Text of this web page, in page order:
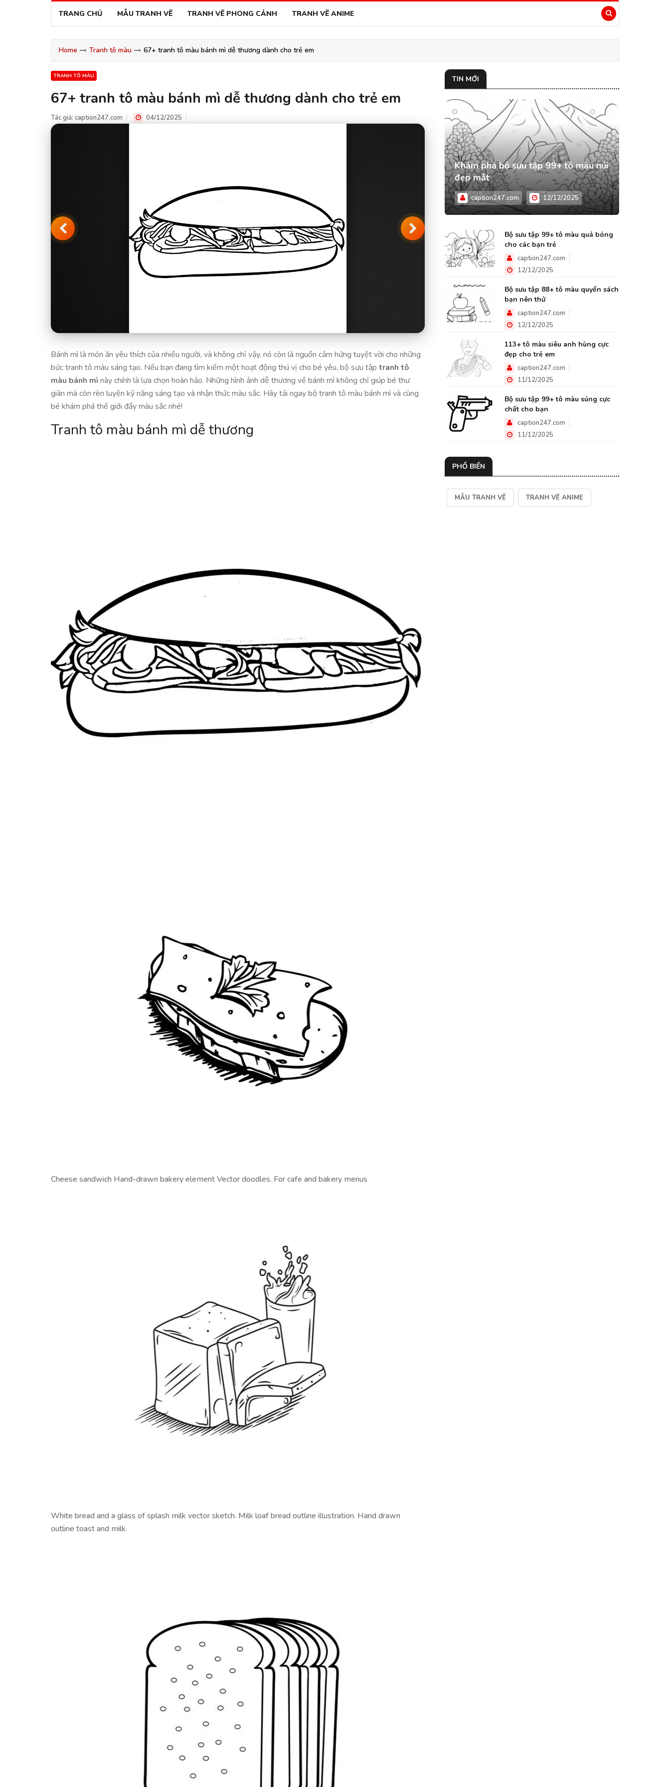
TRANG CHỦ MẪU TRANH VẼ TRANH VẼ PHONG CẢNH TRANH VẼ ANIME
Home Tranh tô màu 67+ tranh tô màu bánh mì dễ thương dành cho trẻ em
TRANH TÔ MÀU
67+ tranh tô màu bánh mì dễ thương dành cho trẻ em
Tác giả: caption247.com 04/12/2025
Bánh mì là món ăn yêu thích của nhiều người, và không chỉ vậy, nó còn là nguồn cảm hứng tuyệt vời cho những
bức tranh tô màu sáng tạo. Nếu bạn đang tìm kiếm một hoạt động thú vị cho bé yêu, bộ sưu tập tranh tô
màu bánh mì này chính là lựa chọn hoàn hảo. Những hình ảnh dễ thương về bánh mì không chỉ giúp bé thư
giãn mà còn rèn luyện kỹ năng sáng tạo và nhận thức màu sắc. Hãy tải ngay bộ tranh tô màu bánh mì và cùng
bé khám phá thế giới đầy màu sắc nhé!
Tranh tô màu bánh mì dễ thương
Cheese sandwich Hand-drawn bakery element Vector doodles. For cafe and bakery menus
White bread and a glass of splash milk vector sketch. Milk loaf bread outline illustration. Hand drawn
outline toast and milk.
TIN MỚI
Khám phá bộ sưu tập 99+ tô màu núi
đẹp mắt
caption247.com 12/12/2025
Bộ sưu tập 99+ tô màu quả bóng
cho các bạn trẻ
caption247.com
12/12/2025
Bộ sưu tập 88+ tô màu quyển sách
bạn nên thử
caption247.com
12/12/2025
113+ tô màu siêu anh hùng cực
đẹp cho trẻ em
caption247.com
11/12/2025
Bộ sưu tập 99+ tô màu súng cực
chất cho bạn
caption247.com
11/12/2025
PHỔ BIẾN
MẪU TRANH VẼ TRANH VẼ ANIME